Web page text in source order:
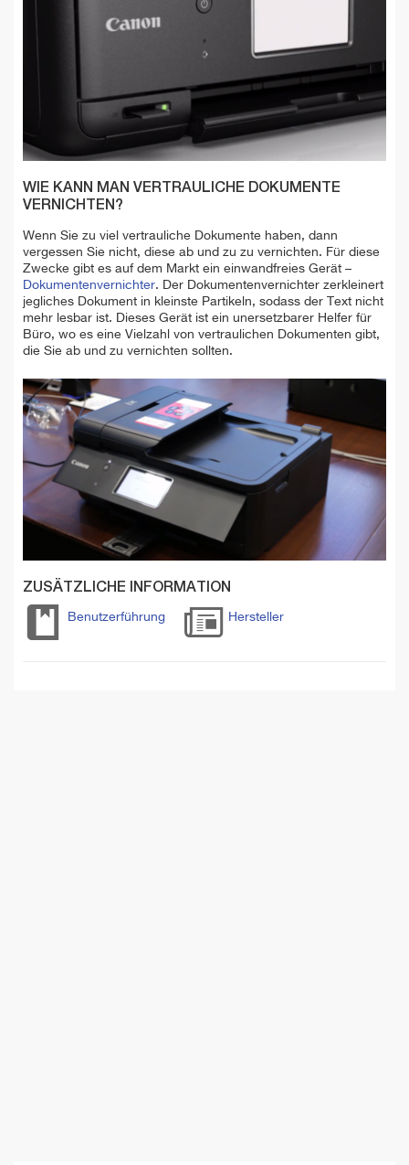
WIE KANN MAN VERTRAULICHE DOKUMENTE
VERNICHTEN?
Wenn Sie zu viel vertrauliche Dokumente haben, dann
vergessen Sie nicht, diese ab und zu zu vernichten. Für diese
Zwecke gibt es auf dem Markt ein einwandfreies Gerät –
Dokumentenvernichter. Der Dokumentenvernichter zerkleinert
jegliches Dokument in kleinste Partikeln, sodass der Text nicht
mehr lesbar ist. Dieses Gerät ist ein unersetzbarer Helfer für
Büro, wo es eine Vielzahl von vertraulichen Dokumenten gibt,
die Sie ab und zu vernichten sollten.
ZUSÄTZLICHE INFORMATION
Benutzerführung Hersteller